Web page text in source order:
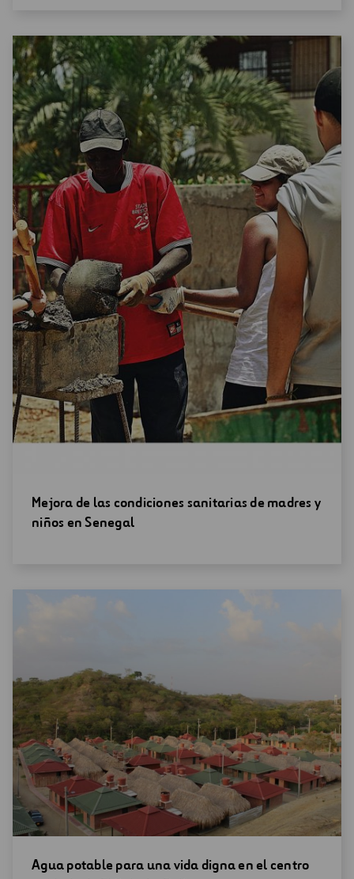
Abrir
una
Mejora de las condiciones sanitarias de madres y
niños en Senegal
Abrir
Agua potable para una vida digna en el centro